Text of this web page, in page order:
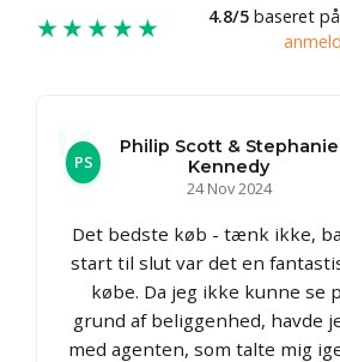
★★★★★ 4.8/5 baseret på
PS
Philip Scott & Stephanie
Kennedy
24 Nov 2024
Det bedste køb - tænk ikke,
start til slut var det en
købe. Da jeg ikke kunne se
grund af beliggenhed, havde
med agenten, som talte mig